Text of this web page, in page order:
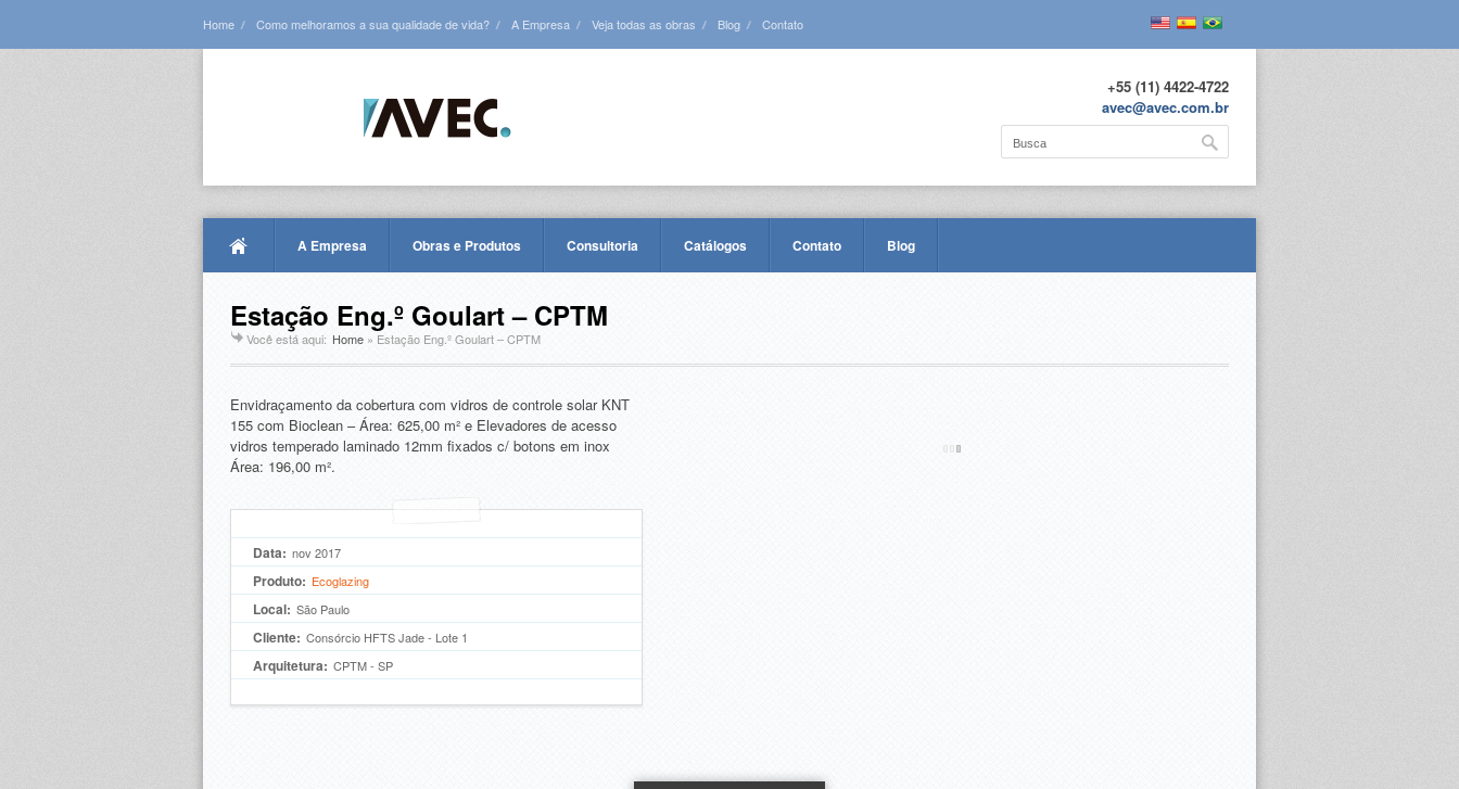
Home Como melhoramos a sua qualidade de vida? A Empresa Veja todas as obras Blog Contato
+55 (11) 4422-4722
avec@avec.com.br
A Empresa Obras e Produtos Consultoria Catálogos Contato Blog
Estação Eng.º Goulart – CPTM
Você está aqui: Home » Estação Eng.º Goulart – CPTM
Envidraçamento da cobertura com vidros de controle solar KNT
155 com Bioclean – Área: 625,00 m² e Elevadores de acesso
vidros temperado laminado 12mm fixados c/ botons em inox
Área: 196,00 m².
Data: nov 2017
Produto: Ecoglazing
Local: São Paulo
Cliente: Consórcio HFTS Jade - Lote 1
Arquitetura: CPTM - SP